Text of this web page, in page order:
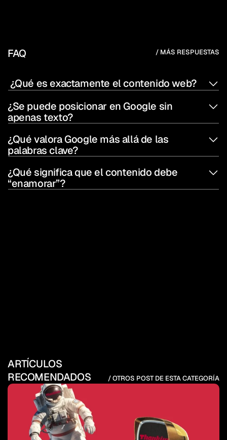
FAQ / MÁS RESPUESTAS
¿Qué es exactamente el contenido web?
¿Se puede posicionar en Google sin
apenas texto?
¿Qué valora Google más allá de las
palabras clave?
¿Qué significa que el contenido debe
“enamorar”?
ARTÍCULOS
RECOMENDADOS
/ OTROS POST DE ESTA CATEGORÍA